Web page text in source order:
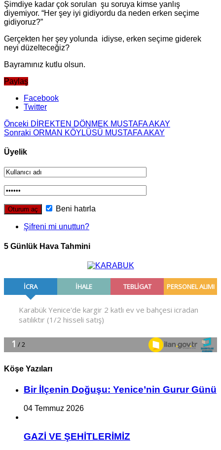
Şimdiye kadar çok sorulan şu soruya kimse yanlış
diyemiyor. “Her şey iyi gidiyordu da neden erken seçime
gidiyoruz?”
Gerçekten her şey yolunda idiyse, erken seçime giderek
neyi düzelteceğiz?
Bayramınız kutlu olsun.
Paylaş
Facebook
Twitter
Önceki DİREKTEN DÖNMEK MUSTAFA AKAY
Sonraki ORMAN KÖYLÜSÜ MUSTAFA AKAY
Üyelik
Beni hatırla
Şifreni mi unuttun?
5 Günlük Hava Tahmini
Köşe Yazıları
Bir İlçe­nin Do­ğu­şu: Ye­ni­ce’nin Gurur Günü
04 Temmuz 2026
GAZİ VE ŞEHİTLERİMİZ